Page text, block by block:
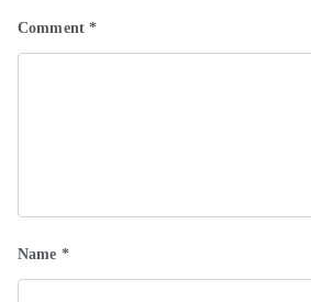
Comment*
Name *